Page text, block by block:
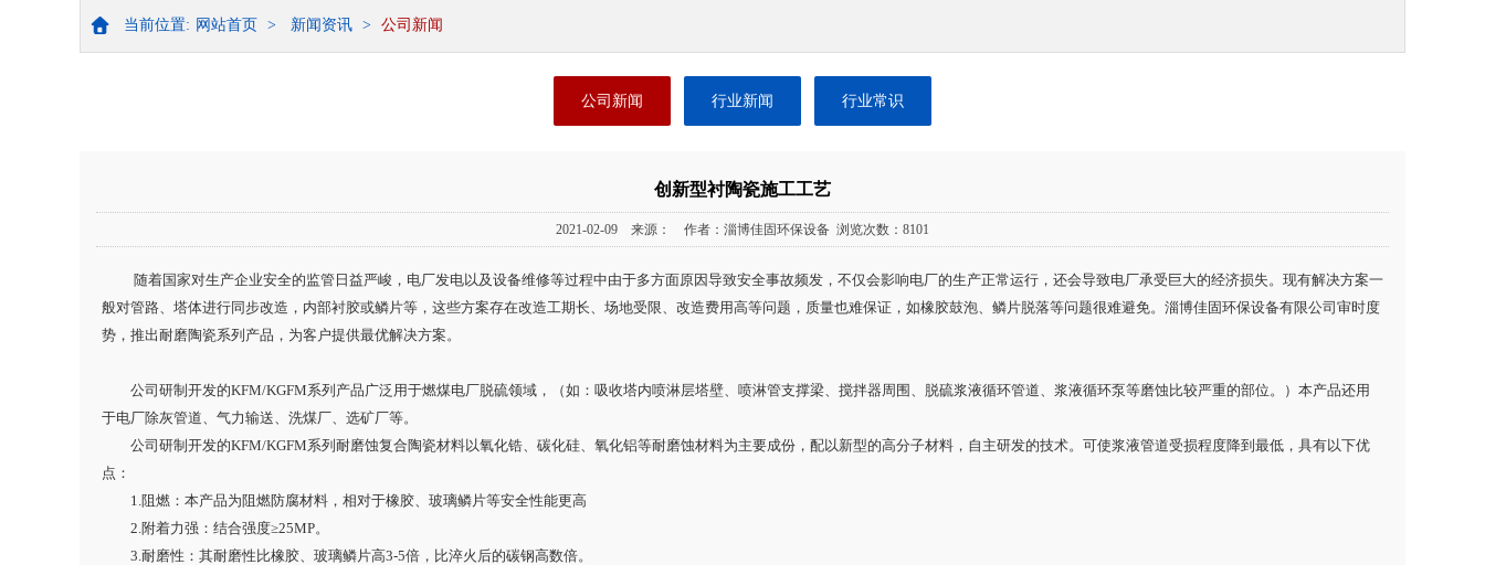
当前位置: 网站首页 > 新闻资讯 > 公司新闻
公司新闻 行业新闻 行业常识
创新型衬陶瓷施工工艺
2021-02-09 来源： 作者：淄博佳固环保设备 浏览次数：8101
随着国家对生产企业安全的监管日益严峻，电厂发电以及设备维修等过程中由于多方面原因导致安全事故频发，不仅会影响电厂的生产正常运行，还会导致电厂承受巨大的经济损失。现有解决方案一
般对管路、塔体进行同步改造，内部衬胶或鳞片等，这些方案存在改造工期长、场地受限、改造费用高等问题，质量也难保证，如橡胶鼓泡、鳞片脱落等问题很难避免。淄博佳固环保设备有限公司审时度
势，推出耐磨陶瓷系列产品，为客户提供最优解决方案。
公司研制开发的KFM/KGFM系列产品广泛用于燃煤电厂脱硫领域，（如：吸收塔内喷淋层塔壁、喷淋管支撑梁、搅拌器周围、脱硫浆液循环管道、浆液循环泵等磨蚀比较严重的部位。）本产品还用
于电厂除灰管道、气力输送、洗煤厂、选矿厂等。
公司研制开发的KFM/KGFM系列耐磨蚀复合陶瓷材料以氧化锆、碳化硅、氧化铝等耐磨蚀材料为主要成份，配以新型的高分子材料，自主研发的技术。可使浆液管道受损程度降到最低，具有以下优
点：
1.阻燃：本产品为阻燃防腐材料，相对于橡胶、玻璃鳞片等安全性能更高
2.附着力强：结合强度≥25MP。
3.耐磨性：其耐磨性比橡胶、玻璃鳞片高3-5倍，比淬火后的碳钢高数倍。